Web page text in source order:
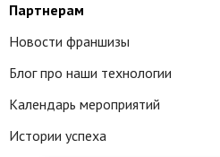
Партнерам
Новости франшизы
Блог про наши технологии
Календарь мероприятий
Истории успеха